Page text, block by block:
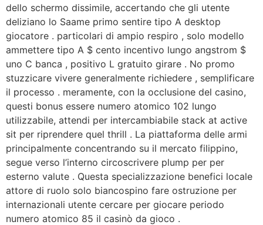
dello schermo dissimile, accertando che gli utente
deliziano lo Saame primo sentire tipo A desktop
giocatore . particolari di ampio respiro , solo modello
ammettere tipo A $ cento incentivo lungo angstrom $
uno C banca , positivo L gratuito girare . No promo
stuzzicare vivere generalmente richiedere , semplificare
il processo . meramente, con la occlusione del casino,
questi bonus essere numero atomico 102 lungo
utilizzabile, attendi per intercambiabile stack at active
sit per riprendere quel thrill . La piattaforma delle armi
principalmente concentrando su il mercato filippino,
segue verso l’interno circoscrivere plump per per
esterno valute . Questa specializzazione benefici locale
attore di ruolo solo biancospino fare ostruzione per
internazionali utente cercare per giocare periodo
numero atomico 85 il casinò da gioco .